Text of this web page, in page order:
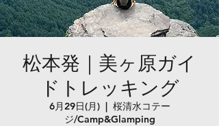
松本発｜美ヶ原ガイ
ドトレッキング
6月29日(月)
  |
桜清水コテー
ジ/Camp&Glamping